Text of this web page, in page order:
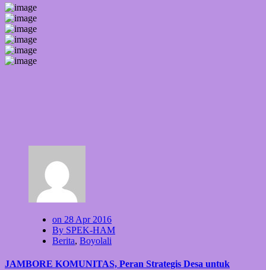
on 28 Apr 2016
By SPEK-HAM
Berita, Boyolali
JAMBORE KOMUNITAS, Peran Strategis Desa untuk